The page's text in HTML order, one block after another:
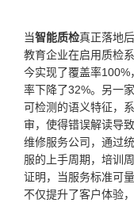
当智能质检真正落地
教育企业在启用质检
今实现了覆盖率
率下降了32%。另一
可检测的语义特征，
审，使得错误解读导
维修服务公司，通过
服的上手周期，培训
证明，当服务标准可
不仅提升了客户体验